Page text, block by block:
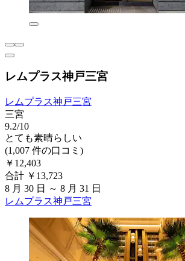
レムプラス神戸三宮
レムプラス神戸三宮
三宮
9.2/10
とても素晴らしい
(1,007 件の口コミ)
￥12,403
合計 ￥13,723
8 月 30 日 ～ 8 月 31 日
レムプラス神戸三宮